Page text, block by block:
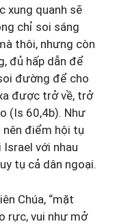
xung quanh sẽ
chỉ soi sáng
thôi, nhưng còn
đủ hấp dẫn để
đường để cho
được trở về, trở
(Is 60,4b). Như
nên điểm hội tụ
với nhau
tụ cả dân ngoại.
Chúa, “mặt
rực, vui như mở